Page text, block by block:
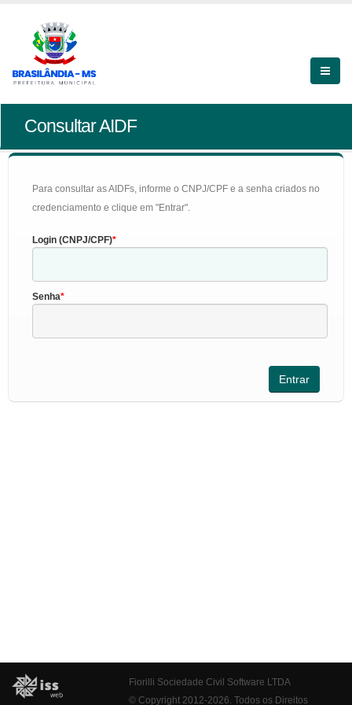
Consultar AIDF
Para consultar as AIDFs, informe o CNPJ/CPF e a senha criados no
credenciamento e clique em "Entrar".
Login (CNPJ/CPF)
Senha
Fiorilli Sociedade Civil Software LTDA
© Copyright 2012-2026. Todos os Direitos